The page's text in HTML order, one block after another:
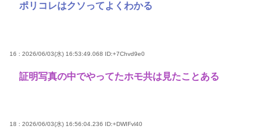
ポリコレはクソってよくわかる
16 : 2026/06/03(水) 16:53:49.068 ID:+7Chvd9e0
証明写真の中でやってたホモ共は見たことある
18 : 2026/06/03(水) 16:56:04.236 ID:+DWIFvl40